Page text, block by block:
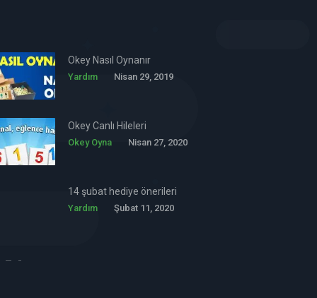
Okey Nasıl Oynanır
Yardım Nisan 29, 2019
Okey Canlı Hileleri
Okey Oyna Nisan 27, 2020
14 şubat hediye önerileri
Yardım Şubat 11, 2020